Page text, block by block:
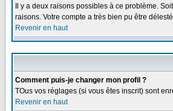
Il y a deux raisons possibles à ce problème.
raisons. Votre compte a très bien pu être
Revenir en haut
Comment puis-je changer mon profil ?
TOus vos réglages (si vous êtes inscrit) sont
Revenir en haut